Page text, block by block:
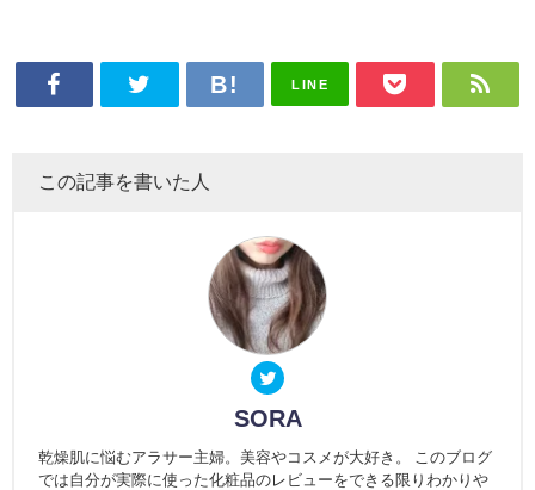
LINE
この記事を書いた人
SORA
乾燥肌に悩むアラサー主婦。美容やコスメが大好き。 このブログ
では自分が実際に使った化粧品のレビューをできる限りわかりや